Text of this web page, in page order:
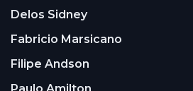
Delos Sidney
Fabricio Marsicano
Filipe Andson